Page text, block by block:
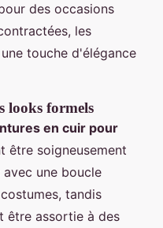
des occasions
les
touche d'élégance
looks formels
en cuir pour
être soigneusement
une boucle
tandis
être assortie à des